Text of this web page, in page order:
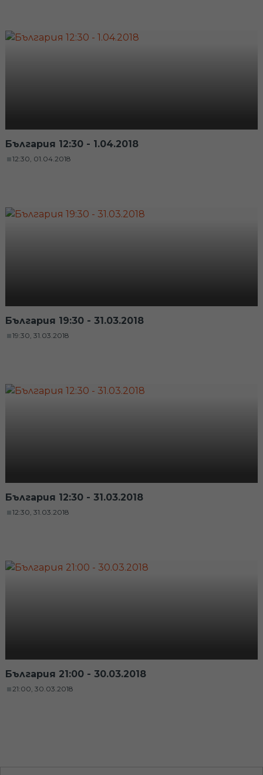
България 12:30 - 1.04.2018
12:30, 01.04.2018
България 19:30 - 31.03.2018
19:30, 31.03.2018
България 12:30 - 31.03.2018
12:30, 31.03.2018
България 21:00 - 30.03.2018
21:00, 30.03.2018